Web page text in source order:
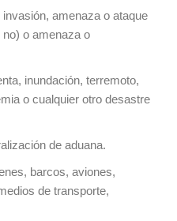
amenaza o ataque
o amenaza o
inundación, terremoto,
o cualquier otro desastre
de aduana.
barcos, aviones,
de transporte,